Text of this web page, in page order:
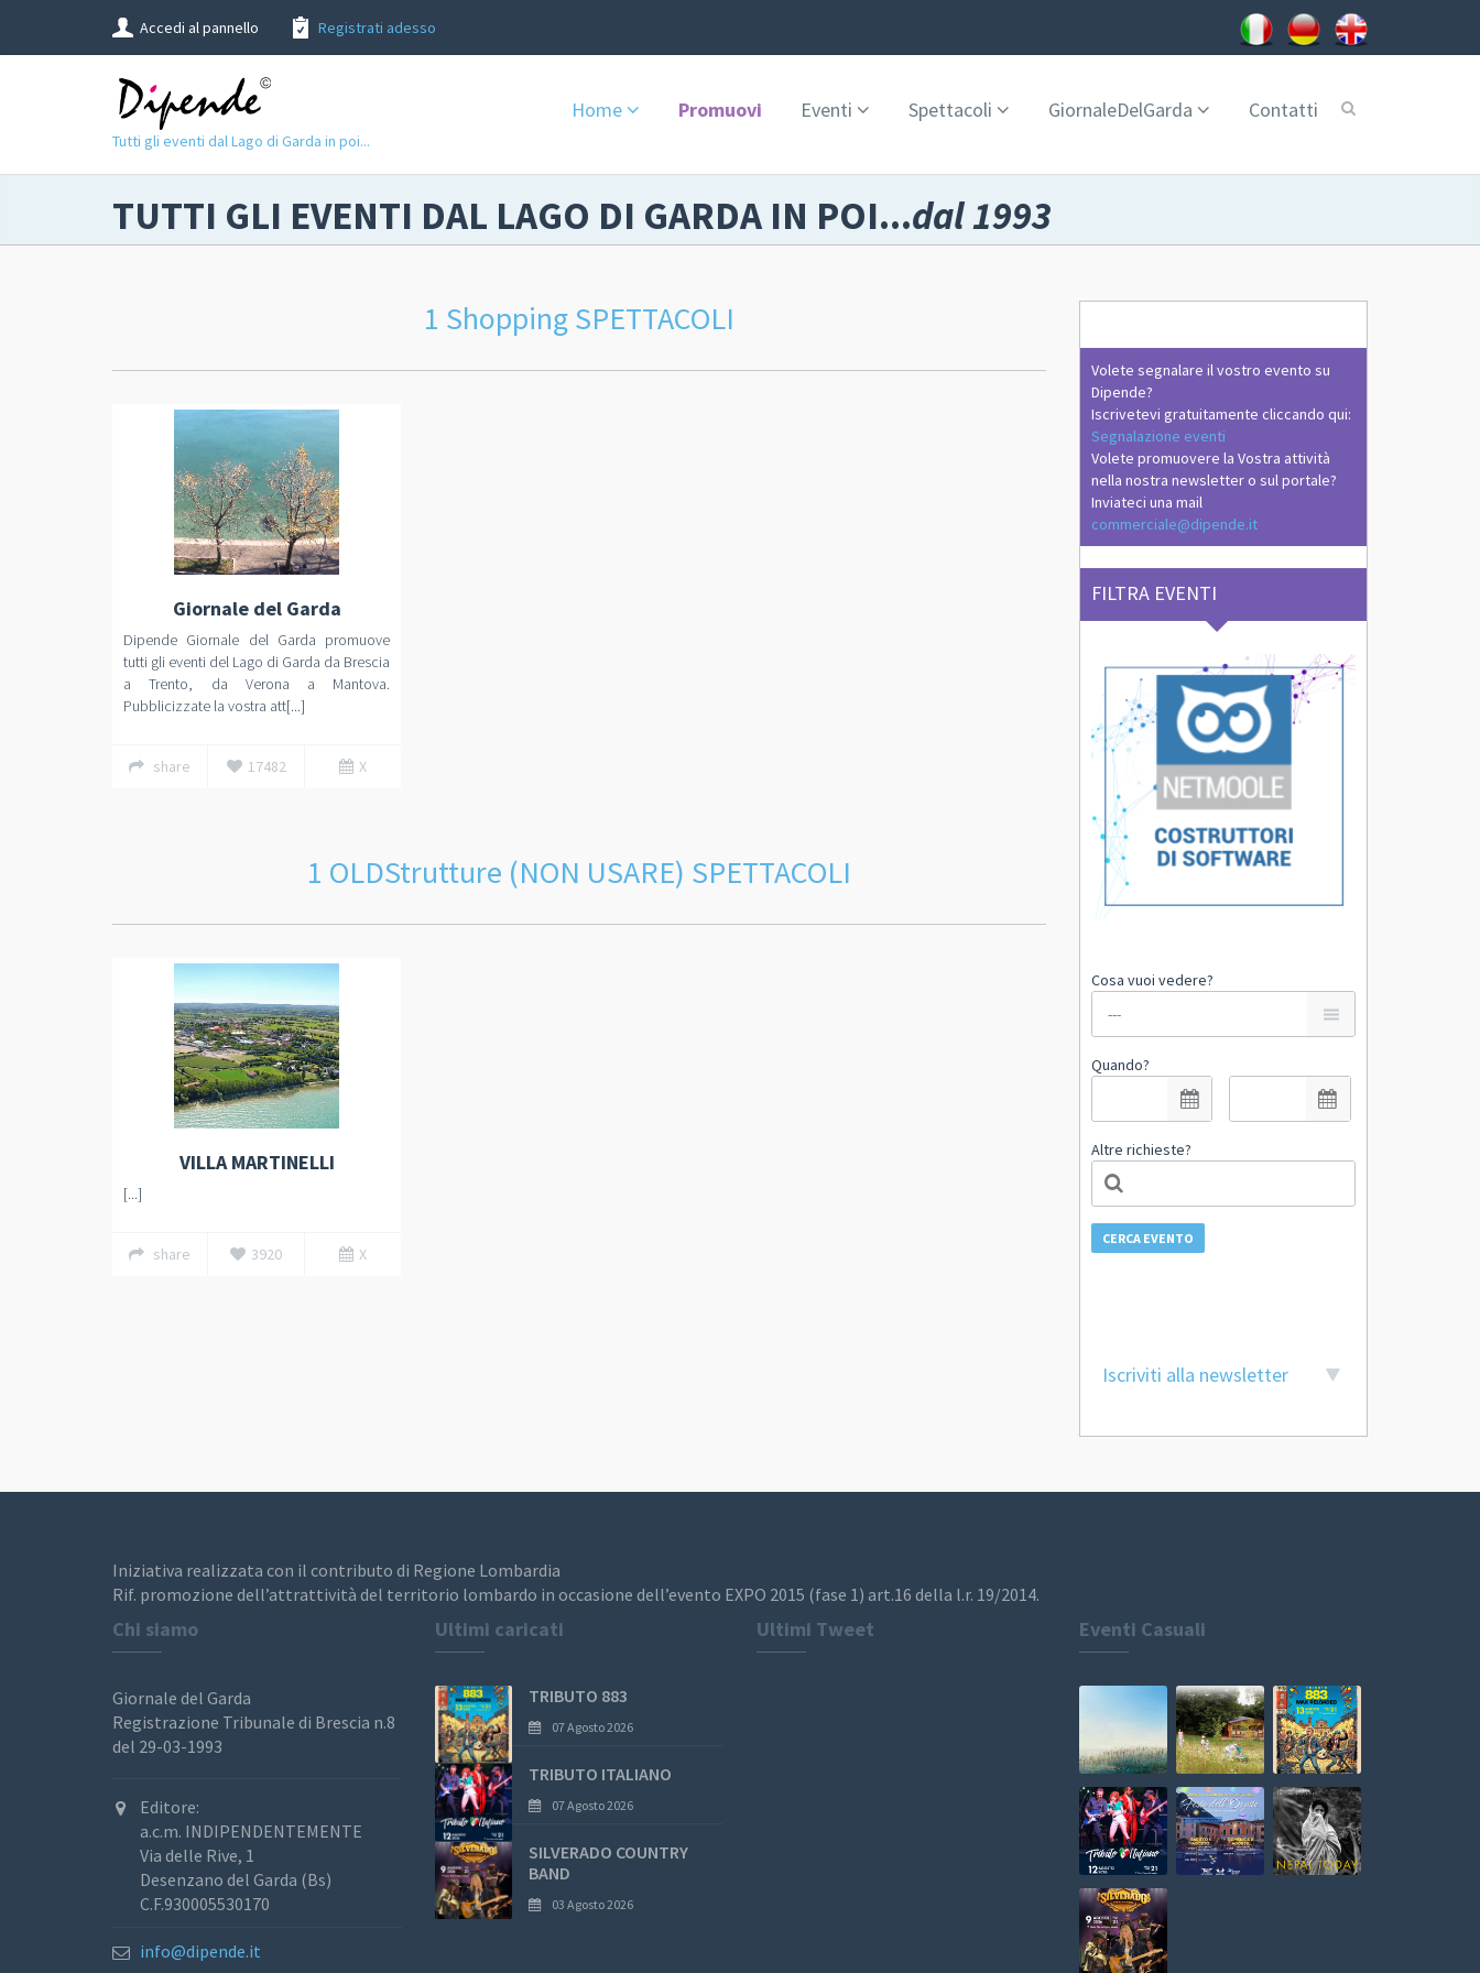
Accedi al pannello Registrati adesso
Tutti gli eventi dal Lago di Garda in poi...
Home Promuovi Eventi Spettacoli GiornaleDelGarda Contatti
TUTTI GLI EVENTI DAL LAGO DI GARDA IN POI...dal 1993
1 Shopping SPETTACOLI
Giornale del Garda
Dipende Giornale del Garda promuove
tutti gli eventi del Lago di Garda da Brescia
a Trento, da Verona a Mantova.
Pubblicizzate la vostra att[...]
share 17482 X
1 OLDStrutture (NON USARE) SPETTACOLI
VILLA MARTINELLI
[...]
share 3920 X
Volete segnalare il vostro evento su
Dipende?
Iscrivetevi gratuitamente cliccando qui:
Segnalazione eventi
Volete promuovere la Vostra attività
nella nostra newsletter o sul portale?
Inviateci una mail
commerciale@dipende.it
FILTRA EVENTI
Cosa vuoi vedere?
Quando?
Altre richieste?
CERCA EVENTO
Iscriviti alla newsletter
Iniziativa realizzata con il contributo di Regione Lombardia
Rif. promozione dell’attrattività del territorio lombardo in occasione dell’evento EXPO 2015 (fase 1) art.16 della l.r. 19/2014.
Chi siamo
Giornale del Garda
Registrazione Tribunale di Brescia n.8
del 29-03-1993
Editore:
a.c.m. INDIPENDENTEMENTE
Via delle Rive, 1
Desenzano del Garda (Bs)
C.F.930005530170
info@dipende.it
Ultimi caricati
TRIBUTO 883
07 Agosto 2026
TRIBUTO ITALIANO
07 Agosto 2026
SILVERADO COUNTRY
BAND
03 Agosto 2026
Ultimi Tweet Eventi Casuali